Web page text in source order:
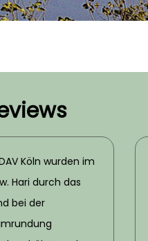
Köln wurden im
Hari durch das
bei der